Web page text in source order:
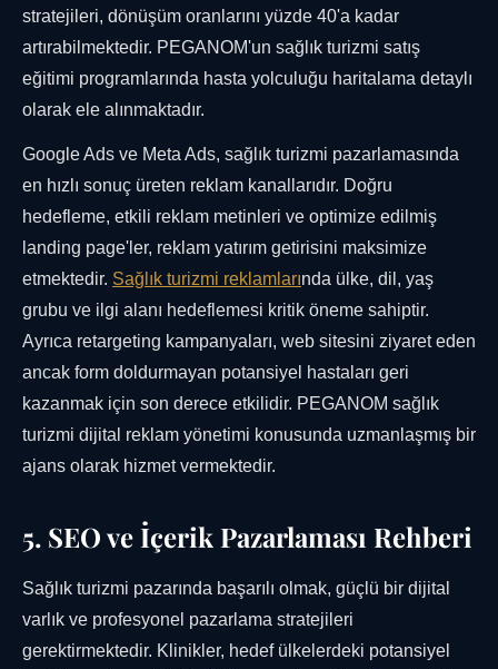
stratejileri, dönüşüm oranlarını yüzde 40'a kadar
artırabilmektedir. PEGANOM'un sağlık turizmi satış
eğitimi programlarında hasta yolculuğu haritalama detaylı
olarak ele alınmaktadır.
Google Ads ve Meta Ads, sağlık turizmi pazarlamasında
en hızlı sonuç üreten reklam kanallarıdır. Doğru
hedefleme, etkili reklam metinleri ve optimize edilmiş
landing page'ler, reklam yatırım getirisini maksimize
etmektedir. Sağlık turizmi reklamlarında ülke, dil, yaş
grubu ve ilgi alanı hedeflemesi kritik öneme sahiptir.
Ayrıca retargeting kampanyaları, web sitesini ziyaret eden
ancak form doldurmayan potansiyel hastaları geri
kazanmak için son derece etkilidir. PEGANOM sağlık
turizmi dijital reklam yönetimi konusunda uzmanlaşmış bir
ajans olarak hizmet vermektedir.
5. SEO ve İçerik Pazarlaması Rehberi
Sağlık turizmi pazarında başarılı olmak, güçlü bir dijital
varlık ve profesyonel pazarlama stratejileri
gerektirmektedir. Klinikler, hedef ülkelerdeki potansiyel